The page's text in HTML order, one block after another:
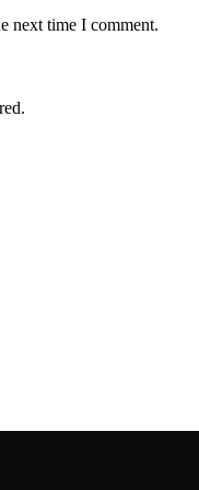
next time I comment.